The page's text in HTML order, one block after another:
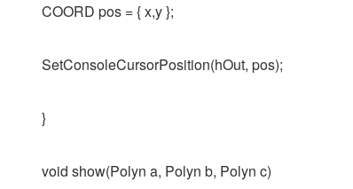
COORD pos = { x,y };
SetConsoleCursorPosition(hOut, pos);
}
void show(Polyn a, Polyn b, Polyn c)